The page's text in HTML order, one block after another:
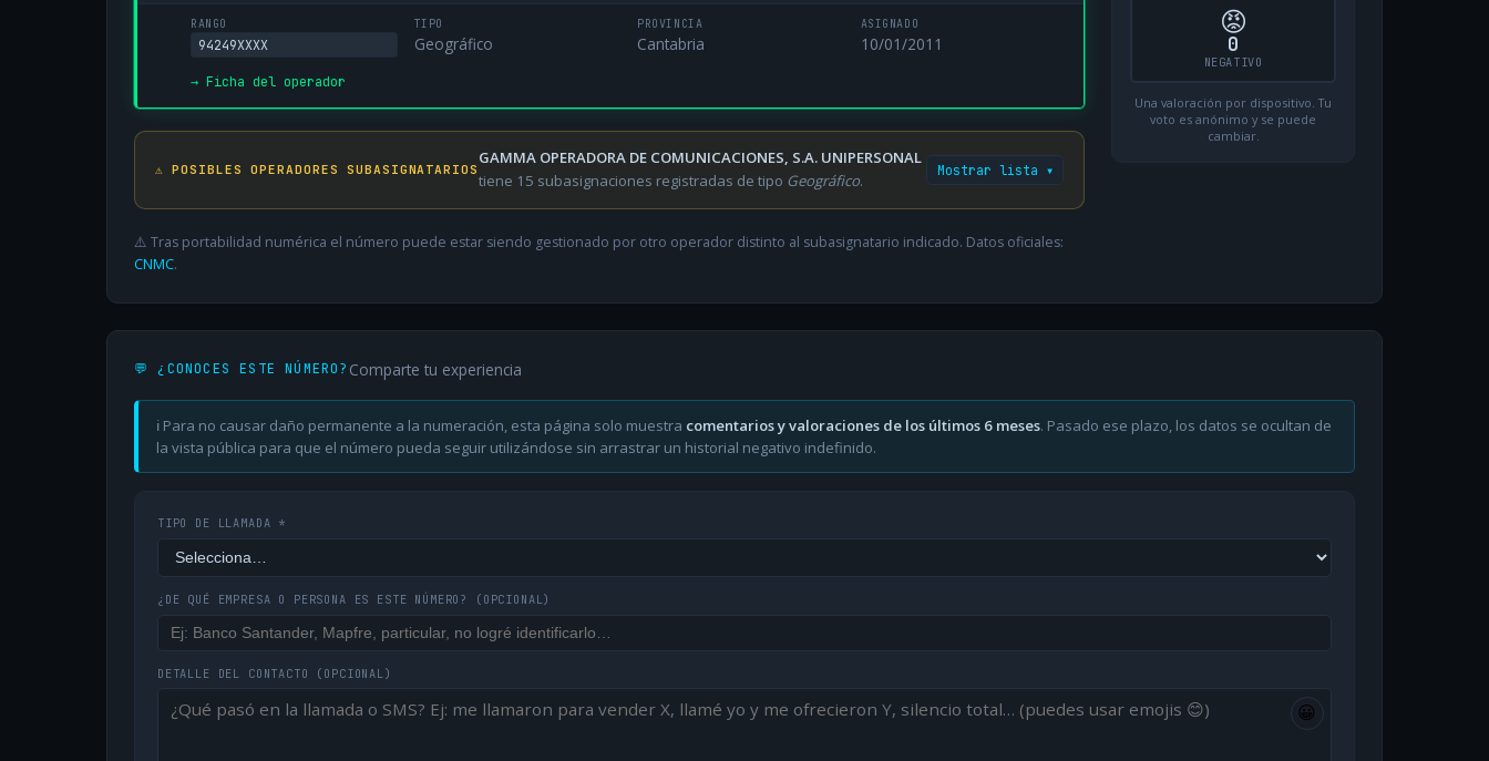
RANGO
94249XXXX
TIPO
Geográfico
PROVINCIA
Cantabria
ASIGNADO
10/01/2011
→ Ficha del operador
⚠️ POSIBLES OPERADORES SUBASIGNATARIOS
GAMMA OPERADORA DE COMUNICACIONES, S.A. UNIPERSONAL
tiene 15 subasignaciones registradas de tipo Geográfico.
Mostrar lista ▾
⚠️ Tras portabilidad numérica el número puede estar siendo gestionado por otro operador distinto al subasignatario indicado. Datos oficiales:
CNMC.
😡
0
NEGATIVO
Una valoración por dispositivo. Tu
voto es anónimo y se puede
cambiar.
💬 ¿CONOCES ESTE NÚMERO? Comparte tu experiencia
ℹ️ Para no causar daño permanente a la numeración, esta página solo muestra comentarios y valoraciones de los últimos 6 meses. Pasado ese plazo, los datos se ocultan de
la vista pública para que el número pueda seguir utilizándose sin arrastrar un historial negativo indefinido.
TIPO DE LLAMADA *
¿DE QUÉ EMPRESA O PERSONA ES ESTE NÚMERO? (OPCIONAL)
DETALLE DEL CONTACTO (OPCIONAL)
😀